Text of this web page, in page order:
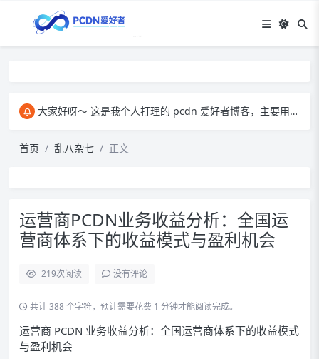
大家好呀～ 这是我个人打理的 pcdn 爱好者博客，主要用来和大家交流 pcdn 相关的心得。​ 在这里，我会分享自己玩 pcdn 的经验、实用技巧，也会放一些收集到的资源。大家有啥想法、问题都能来这儿聊，一起琢磨怎么把 pcdn 玩得更顺～
首页 乱八杂七 正文
运营商PCDN业务收益分析：全国运
营商体系下的收益模式与盈利机会
219次阅读 没有评论
共计 388 个字符，预计需要花费 1 分钟才能阅读完成。
运营商 PCDN 业务收益分析：全国运营商体系下的收益模式
与盈利机会